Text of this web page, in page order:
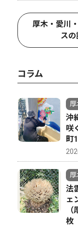
4
文化
「きよかわご
レシピ公開
厚木・愛川
ス
コラム
厚
沖
咲
町
厚
法
ェ
枚